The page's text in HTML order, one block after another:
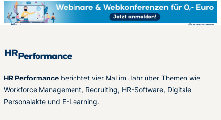
HR Performance berichtet vier Mal im Jahr über Themen wie
Workforce Management, Recruiting, HR-Software, Digitale
Personalakte und E-Learning.